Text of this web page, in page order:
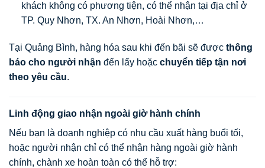
khách không có phương tiện, có thể nhận tại địa chỉ ở
TP. Quy Nhơn, TX. An Nhơn, Hoài Nhơn,…
Tại Quảng Bình, hàng hóa sau khi đến bãi sẽ được thông
báo cho người nhận đến lấy hoặc chuyển tiếp tận nơi
theo yêu cầu.
Linh động giao nhận ngoài giờ hành chính
Nếu bạn là doanh nghiệp có nhu cầu xuất hàng buổi tối,
hoặc người nhận chỉ có thể nhận hàng ngoài giờ hành
chính, chành xe hoàn toàn có thể hỗ trợ: